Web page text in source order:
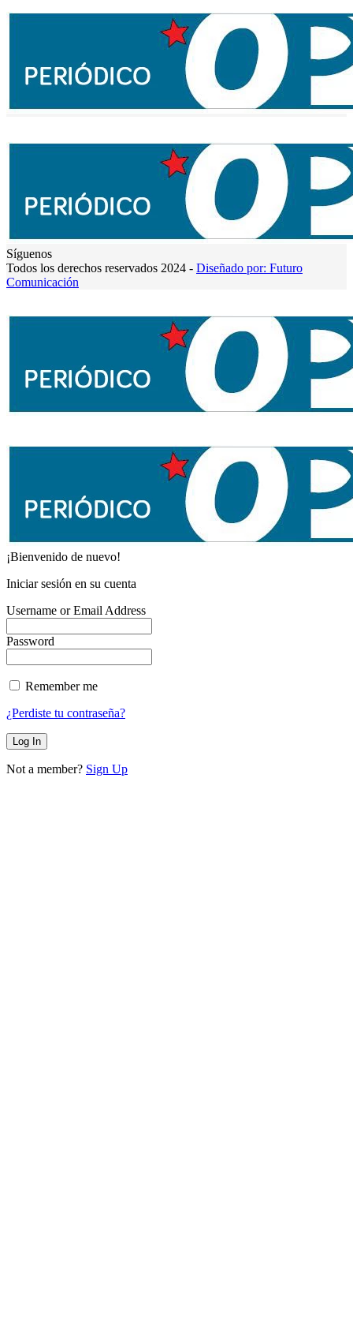
Síguenos
Todos los derechos reservados 2024 - Diseñado por: Futuro
Comunicación
¡Bienvenido de nuevo!
Iniciar sesión en su cuenta
Username or Email Address
Password
Remember me
¿Perdiste tu contraseña?
Not a member? Sign Up